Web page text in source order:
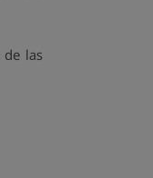
las